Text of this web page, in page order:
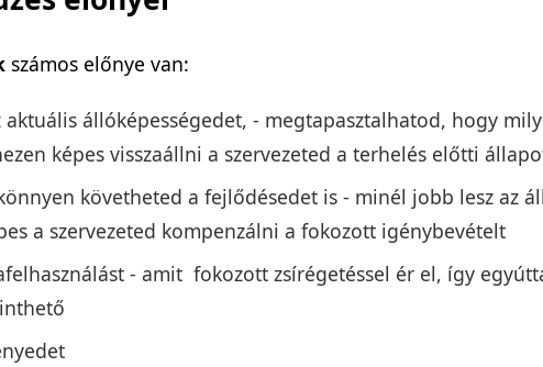
számos előnye van:
állóképességedet, - megtapasztalhatod, hogy
képes visszaállni a szervezeted a terhelés előtti
követheted a fejlődésedet is - minél jobb lesz az
a szervezeted kompenzálni a fokozott igénybevételt
- amit fokozott zsírégetéssel ér el, így